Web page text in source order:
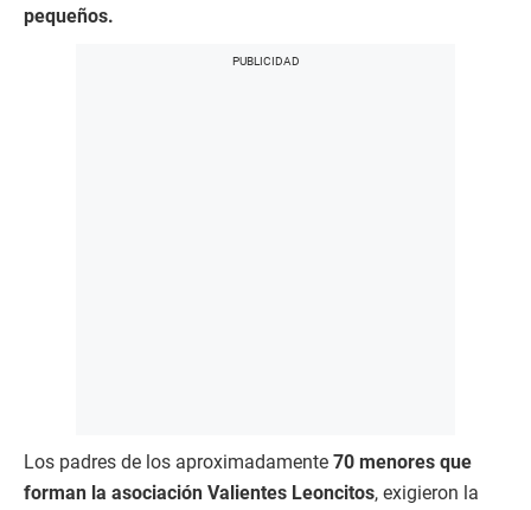
pequeños.
Los padres de los aproximadamente 70 menores que
forman la asociación Valientes Leoncitos, exigieron la